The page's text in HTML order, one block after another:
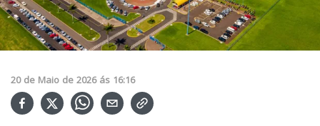
20 de Maio de 2026 ás 16:16